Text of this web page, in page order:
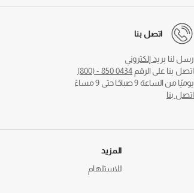
اتصل بنا
رسل لنا بريد إلكتروني
اتصل بنا على الرقم 0434 850 - (800)
يوميًا من الساعة 9 صباحًا حتى 9 مساءً
اتصل بنا
المزيد
للاستلهام